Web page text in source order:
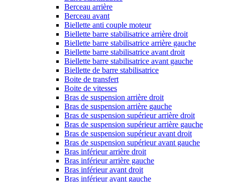
Berceau arrière
Berceau avant
Biellette anti couple moteur
Biellette barre stabilisatrice arrière droit
Biellette barre stabilisatrice arrière gauche
Biellette barre stabilisatrice avant droit
Biellette barre stabilisatrice avant gauche
Biellette de barre stabilisatrice
Boite de transfert
Boite de vitesses
Bras de suspension arrière droit
Bras de suspension arrière gauche
Bras de suspension supérieur arrière droit
Bras de suspension supérieur arrière gauche
Bras de suspension supérieur avant droit
Bras de suspension supérieur avant gauche
Bras inférieur arrière droit
Bras inférieur arrière gauche
Bras inférieur avant droit
Bras inférieur avant gauche